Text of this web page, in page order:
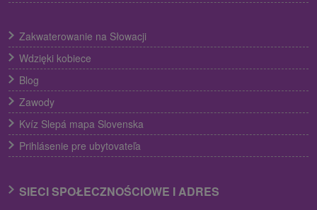
Zakwaterowanie na Słowacji
Wdzięki kobiece
Blog
Zawody
Kvíz Slepá mapa Slovenska
Prihlásenie pre ubytovateľa
SIECI SPOŁECZNOŚCIOWE I ADRES